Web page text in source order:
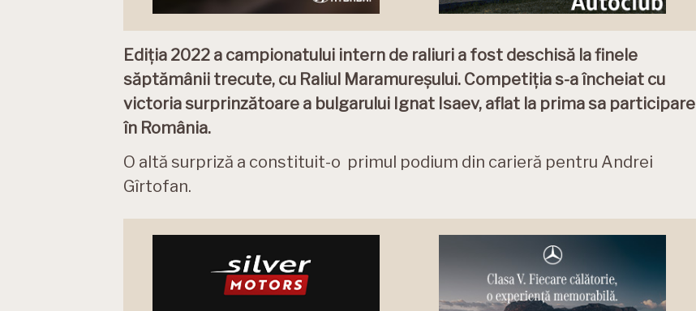
Ediția 2022 a campionatului intern de raliuri a fost deschisă la finele
săptămânii trecute, cu Raliul Maramureșului. Competiția s-a încheiat cu
victoria surprinzătoare a bulgarului Ignat Isaev, aflat la prima sa participare
în România.
O altă surpriză a constituit-o primul podium din carieră pentru Andrei
Gîrtofan.